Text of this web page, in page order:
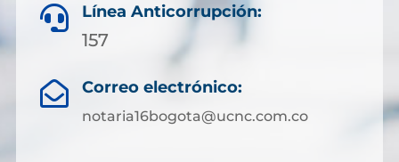
 Línea Anticorrupción:
157
 Correo electrónico:
notaria16bogota@ucnc.com.co